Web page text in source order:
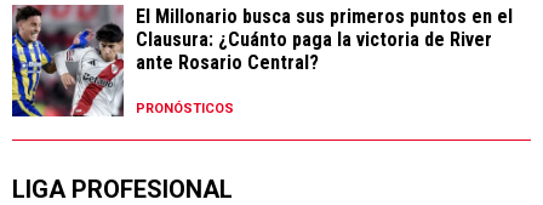
El Millonario busca sus primeros puntos en el
Clausura: ¿Cuánto paga la victoria de River
ante Rosario Central?
PRONÓSTICOS
LIGA PROFESIONAL